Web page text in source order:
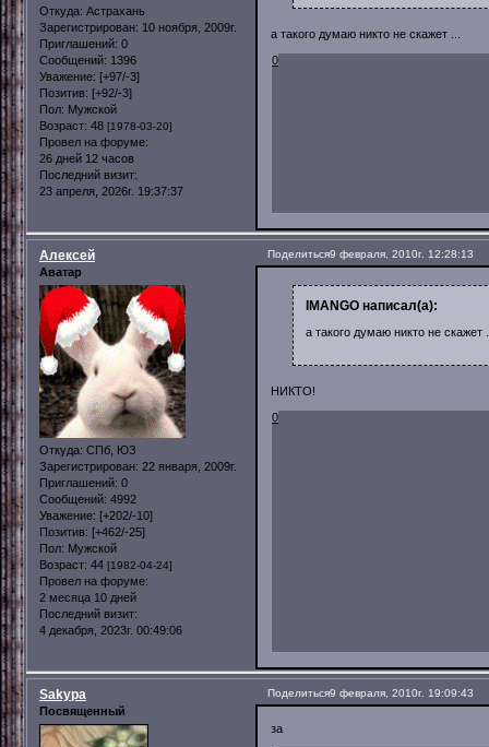
Откуда: Астрахань
Зарегистрирован: 10 ноября, 2009г.
Приглашений: 0
Сообщений: 1396
Уважение: [+97/-3]
Позитив: [+92/-3]
Пол: Мужской
Возраст: 48 [1978-03-20]
Провел на форуме:
26 дней 12 часов
Последний визит:
23 апреля, 2026г. 19:37:37
а такого думаю никто не скажет ...
0
Поделиться9 февраля, 2010г. 12:28:13
Алексей
Аватар
Откуда: СПб, ЮЗ
Зарегистрирован: 22 января, 2009г.
Приглашений: 0
Сообщений: 4992
Уважение: [+202/-10]
Позитив: [+462/-25]
Пол: Мужской
Возраст: 44 [1982-04-24]
Провел на форуме:
2 месяца 10 дней
Последний визит:
4 декабря, 2023г. 00:49:06
IMANGO написал(а):
а такого думаю никто не скажет
НИКТО!
0
Поделиться9 февраля, 2010г. 19:09:43
Sakypa
Посвященный
за